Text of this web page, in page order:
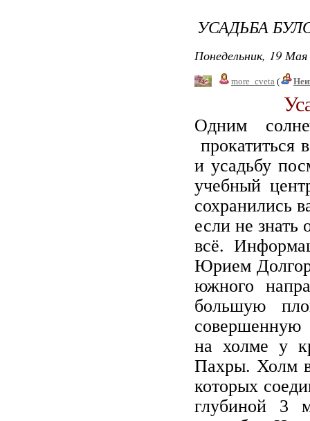
УСАДЬБА
Понедельник, 19
more_cveta (
Одним
прокатиться
и усадьбу
учебный
сохранились
если не
всё.
Юрием
южного
большую
совершенную
на холме у
Пахры. Холм
которых
глубиной 3